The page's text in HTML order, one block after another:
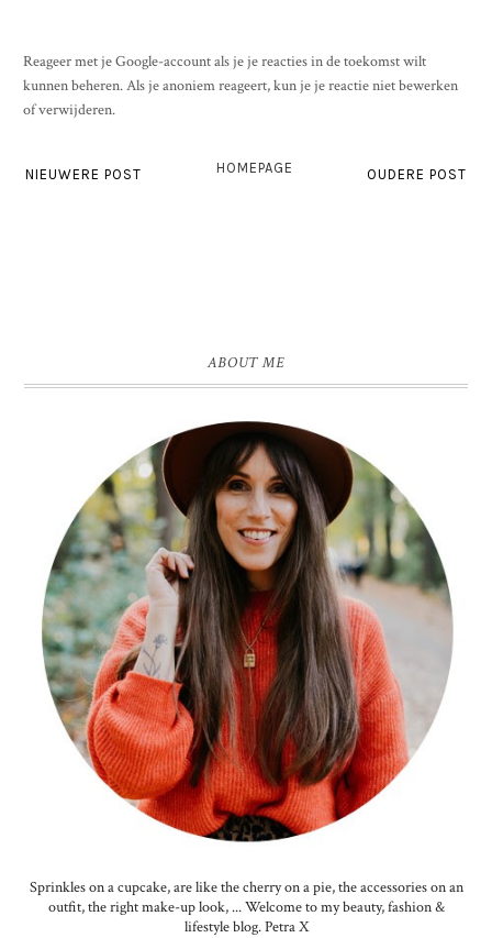
Reageer met je Google-account als je je reacties in de toekomst wilt
kunnen beheren. Als je anoniem reageert, kun je je reactie niet bewerken
of verwijderen.
NIEUWERE POST OUDERE POST
HOMEPAGE
ABOUT ME
Sprinkles on a cupcake, are like the cherry on a pie, the accessories on an
outfit, the right make-up look, ... Welcome to my beauty, fashion &
lifestyle blog. Petra X